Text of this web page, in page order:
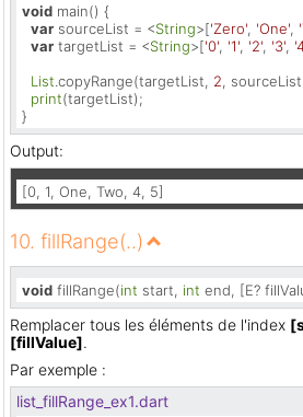
void main() {
var sourceList = <String>['Zero', 'One',
var targetList = <String>['0', '1', '2', '3',
List .copyRange(targetList, 2, sourceList,
print(targetList);
}
Output:
[0, 1, One, Two, 4, 5]
10. fillRange(..)
void fillRange(int start, int end, [E?
Remplacer tous les éléments de l'index
[fillValue].
Par exemple :
list_fillRange_ex1.dart